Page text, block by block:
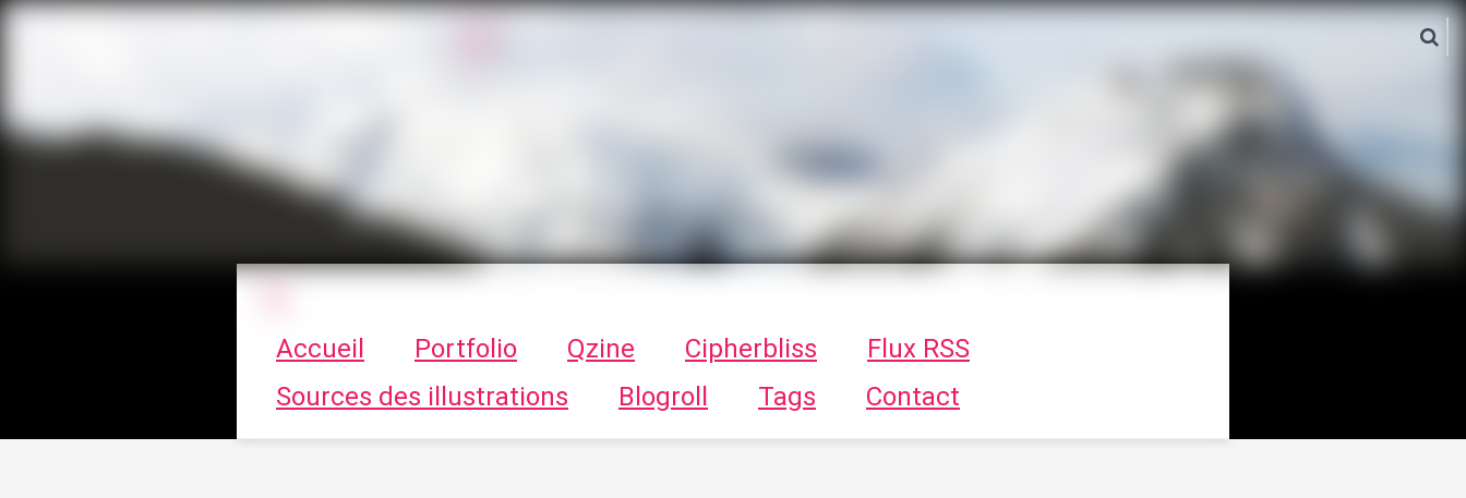
Tykayn Blog
Le vortex à chats - Illustrations, trucs en tout genre par Tykayn
Accueil Portfolio Qzine Cipherbliss
Flux RSS
Sources des illustrations
Blogroll Tags Contact